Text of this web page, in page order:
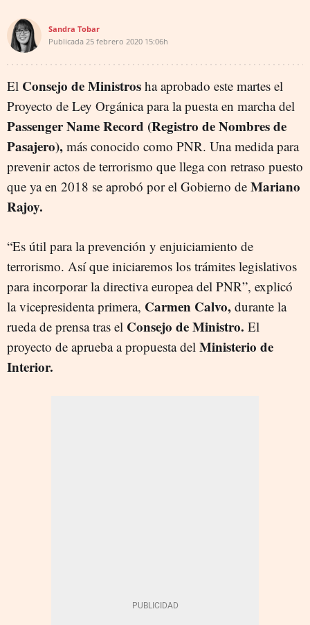
Sandra Tobar
Publicada 25 febrero 2020 15:06h
El Consejo de Ministros ha aprobado este martes el
Proyecto de Ley Orgánicapara la puesta en marcha del
Passenger Name Record (Registro de Nombres de
Pasajero), más conocido como PNR. Una medida para
prevenir actos de terrorismo que llega con retraso puesto
que ya en 2018 se aprobó por el Gobierno de Mariano
Rajoy.
“Es útil para laprevención y enjuiciamiento de
terrorismo. Así que iniciaremos los trámites legislativos
para incorporar la directiva europea del PNR”, explicó
la vicepresidenta primera, Carmen Calvo, durante la
rueda de prensa tras el Consejo de Ministro. El
proyecto de aprueba a propuesta del Ministerio de
Interior.